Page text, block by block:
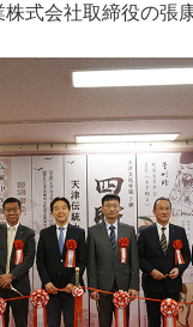
株式会社取締役の張